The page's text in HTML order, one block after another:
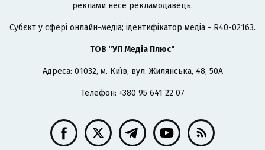
реклами несе рекламодавець.
Cубєкт у сфері онлайн-медіа; ідентифікатор медіа - R40-02163.
ТОВ "УП Медіа Плюс"
Адреса: 01032, м. Київ, вул. Жилянська, 48, 50А
Телефон: +380 95 641 22 07